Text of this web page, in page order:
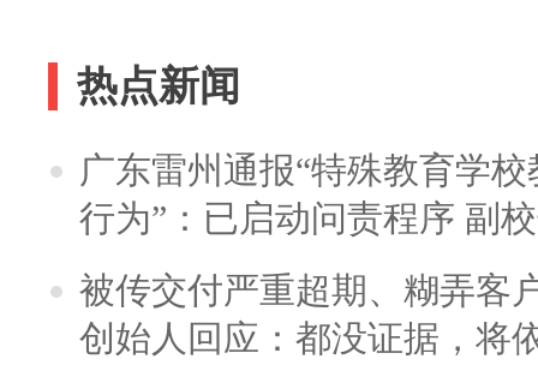
热点新闻
广东雷州通报“特殊教育学
行为”：已启动问责程序 副
被传交付严重超期、糊弄客
创始人回应：都没证据，将